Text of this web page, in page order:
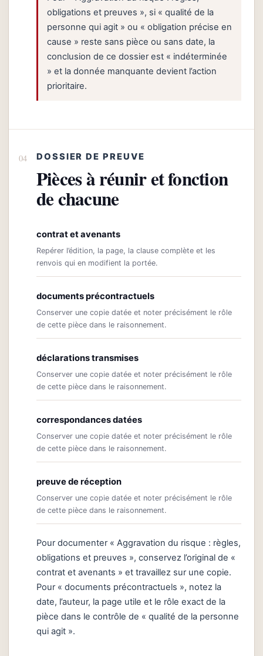
obligations et preuves », si « qualité de la
personne qui agit » ou « obligation précise en
cause » reste sans pièce ou sans date, la
conclusion de ce dossier est « indéterminée
» et la donnée manquante devient l’action
prioritaire.
DOSSIER DE PREUVE
Pièces à réunir et fonction
de chacune
contrat et avenants
Repérer l’édition, la page, la clause complète et les
renvois qui en modifient la portée.
documents précontractuels
Conserver une copie datée et noter précisément le rôle
de cette pièce dans le raisonnement.
déclarations transmises
Conserver une copie datée et noter précisément le rôle
de cette pièce dans le raisonnement.
correspondances datées
Conserver une copie datée et noter précisément le rôle
de cette pièce dans le raisonnement.
preuve de réception
Conserver une copie datée et noter précisément le rôle
de cette pièce dans le raisonnement.
Pour documenter « Aggravation du risque : règles,
obligations et preuves », conservez l’original de «
contrat et avenants » et travaillez sur une copie.
Pour « documents précontractuels », notez la
date, l’auteur, la page utile et le rôle exact de la
pièce dans le contrôle de « qualité de la personne
qui agit ».